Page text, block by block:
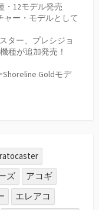
・12モデル発売
ャー・モデルとして
ター、プレシジョ
種が追加発売！
Goldモデ
ズ
アコギ
エレアコ